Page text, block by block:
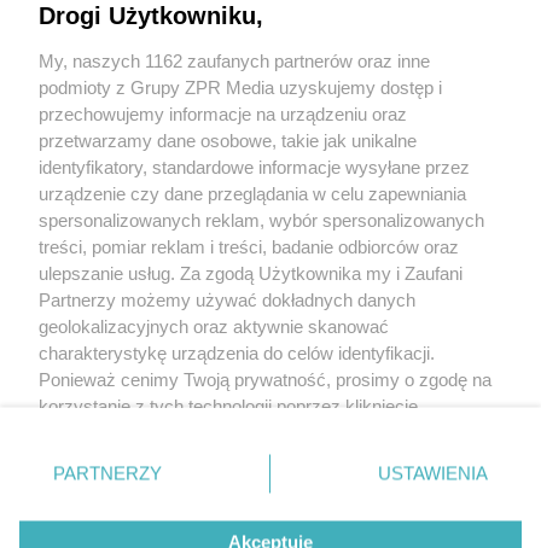
Profesjonalny odbiornik mikrofonowy
Zakres częstotliwości
626-698 MHz
Liczba częstotliwości nośnychmaks: 1680
Szerokość pasma roboczego
42 MHz
03-994 Warszawa
sprzettv@grupazpr.pl
+48 781 818
293
Drogi Użytkowniku,
My, naszych 1162 zaufanych partnerów oraz inne
podmioty z Grupy ZPR Media uzyskujemy dostęp i
przechowujemy informacje na urządzeniu oraz
przetwarzamy dane osobowe, takie jak unikalne
identyfikatory, standardowe informacje wysyłane przez
urządzenie czy dane przeglądania w celu zapewniania
spersonalizowanych reklam, wybór spersonalizowanych
treści, pomiar reklam i treści, badanie odbiorców oraz
ulepszanie usług. Za zgodą Użytkownika my i Zaufani
Partnerzy możemy używać dokładnych danych
geolokalizacyjnych oraz aktywnie skanować
charakterystykę urządzenia do celów identyfikacji.
Ponieważ cenimy Twoją prywatność, prosimy o zgodę na
korzystanie z tych technologii poprzez kliknięcie
zmienić/wycofać klikając przycisk ustawień prywatności
znajdujący się w lewym dolnym rogu strony
rodzaje przetwarzania danych nie wymagają zgody
użytkownika, ale masz prawo sprzeciwić się takiemu
PARTNERZY USTAWIENIA
Akceptuję